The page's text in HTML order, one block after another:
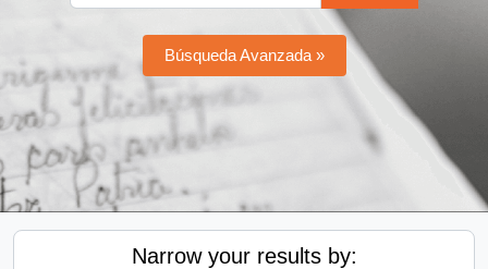
Búsqueda Avanzada »
Narrow your results by: